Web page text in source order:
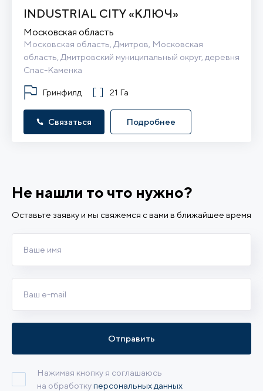
INDUSTRIAL CITY «КЛЮЧ»
Московская область
Московская область, Дмитров, Московская
область, Дмитровский муниципальный округ, деревня
Спас-Каменка
Гринфилд 21 Га
Связаться Подробнее
Не нашли то что нужно?
Оставьте заявку и мы свяжемся с вами в ближайшее время
Нажимая кнопку я соглашаюсь
на обработкуперсональных данных
Отправить